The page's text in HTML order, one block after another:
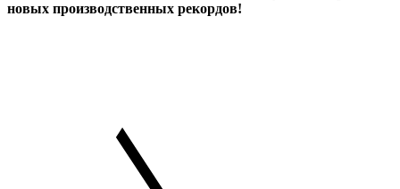
новых производственных рекордов!